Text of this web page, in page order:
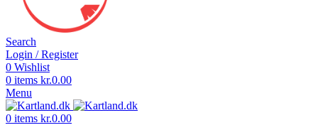
Search
Login / Register
0 Wishlist
0 items kr.0.00
Menu
0 items kr.0.00